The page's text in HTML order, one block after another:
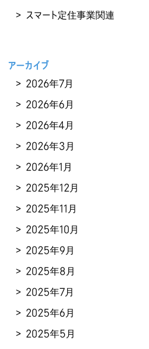
スマート定住事業関連
アーカイブ
2026年7月
2026年6月
2026年4月
2026年3月
2026年1月
2025年12月
2025年11月
2025年10月
2025年9月
2025年8月
2025年7月
2025年6月
2025年5月